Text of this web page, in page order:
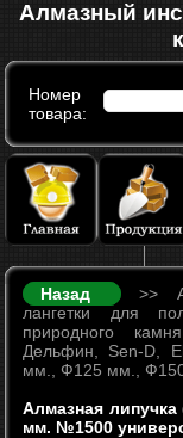
Алмазный
Номер
товара:
Назад
>>
лангетки для
природного
Дельфин, Sen-D,
мм., Ф125 мм.,
Алмазная
мм. №1500